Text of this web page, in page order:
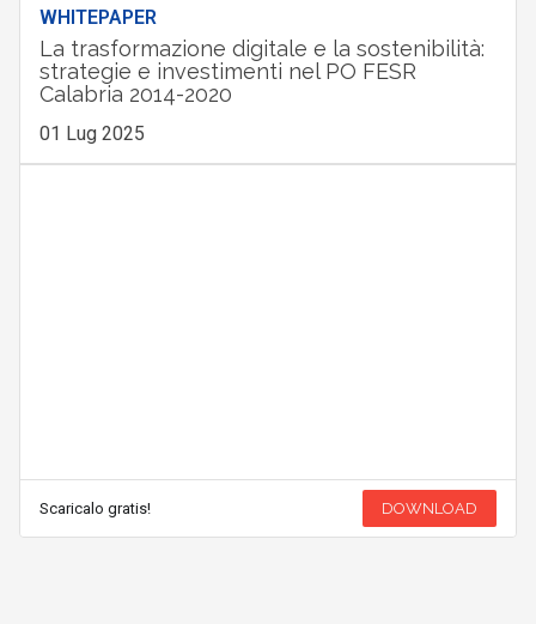
WHITEPAPER
La trasformazione digitale e la sostenibilità:
strategie e investimenti nel PO FESR
Calabria 2014-2020
01 Lug 2025
Scaricalo gratis! DOWNLOAD